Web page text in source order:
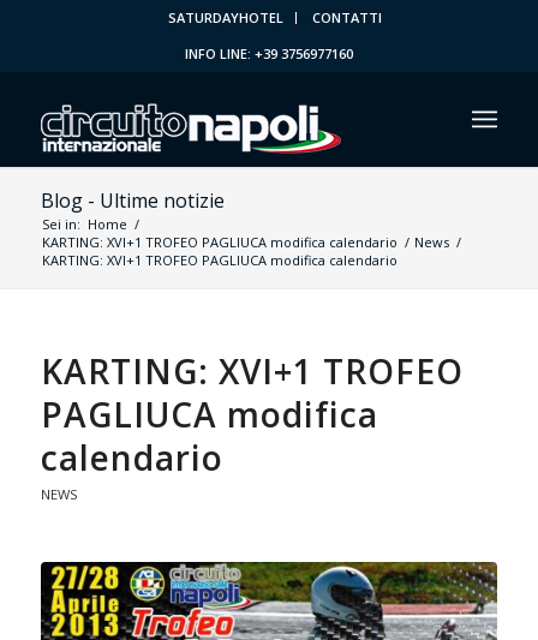
SATURDAYHOTEL
CONTATTI
INFO LINE: +39 3756977160
Blog - Ultime notizie
Sei in: Home /
KARTING: XVI+1 TROFEO PAGLIUCA modifica calendario / News /
KARTING: XVI+1 TROFEO PAGLIUCA modifica calendario
KARTING: XVI+1 TROFEO
PAGLIUCA modifica
calendario
NEWS